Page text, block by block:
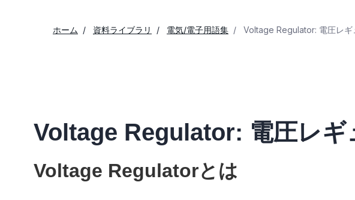
ホーム 資料ライブラリ 電気/電子用語集 Voltage Regulator: 電圧レギ
Voltage Regulator: 電圧レギ
Voltage Regulatorとは